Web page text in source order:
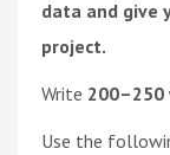
data and give
project.
Write 200–250
Use the